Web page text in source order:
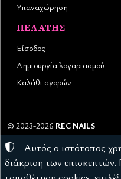
Υπαναχώρηση
ΠΕΛΆΤΗΣ
Είσοδος
Δημιουργία λογαριασμού
Καλάθι αγορών
© 2023-2026 REC NAILS
Αριθμός ΓΕΜΗ:145976403000
Όροι χρήσης • Πολιτική
Ρυθμίσεις cookies
Αυτός ο ιστότοπος
διάκριση των επισκεπτών.